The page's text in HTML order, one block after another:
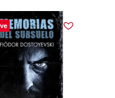
Las